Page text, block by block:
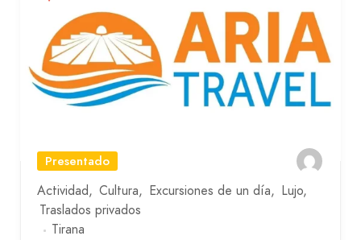
Presentado
Actividad
Cultura Excursiones de un día
Lujo
Traslados privados
Tirana